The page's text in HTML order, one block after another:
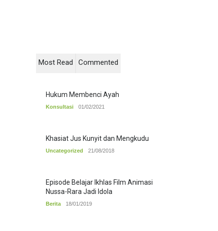
Most Read Commented
Hukum Membenci Ayah
Konsultasi 01/02/2021
Khasiat Jus Kunyit dan Mengkudu
Uncategorized 21/08/2018
Episode Belajar Ikhlas Film Animasi
Nussa-Rara Jadi Idola
Berita 18/01/2019